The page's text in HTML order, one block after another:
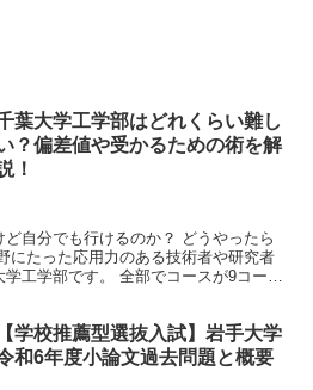
葉大学工学部はどれくらい難し
？偏差値や受かるための術を解
！
自分でも行けるのか？ どうやったら
にたった応用力のある技術者や研究者
工学部です。 全部でコースが9コース
【学校推薦型選抜入試】岩手大学
和6年度小論文過去問題と概要